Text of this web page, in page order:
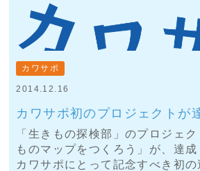
カワサポ
2014.12.16
カワサポ初のプロジェクトが
「生きもの探検部」のプロジェ
ものマップをつくろう」が、達
カワサポにとって記念すべき初